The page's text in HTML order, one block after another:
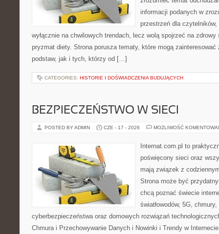
informacji podanych w
przestrzeń dla
wyłącznie na chwilowych trendach, lecz wolą spojrzeć na
pryzmat diety. Strona porusza tematy, które mogą
podstaw, jak i tych, którzy od […]
CATEGORIES: HISTORIE I DOŚWIADCZENIA BUDUJĄCYCH
BEZPIECZEŃSTWO W SIECI
POSTED BY ADMIN CZE - 17 - 2026 MOŻLIWOŚĆ
Internat.com.pl to
poświęcony sieci oraz
mają związek z
Strona może być
chcą poznać świecie
światłowodów, 5G,
cyberbezpieczeństwa oraz domowych rozwiązań
Chmura i Przechowywanie Danych i Nowinki i Trendy w